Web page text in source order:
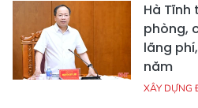
Hà Tĩnh
phòng,
lãng
năm
XÂY DỰNG